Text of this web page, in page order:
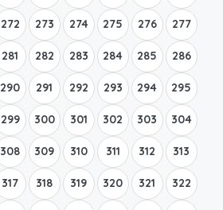
272 273 274 275 276 277
281 282 283 284 285 286
290 291 292 293 294 295
299 300 301 302 303 304
308 309 310 311 312 313
317 318 319 320 321 322